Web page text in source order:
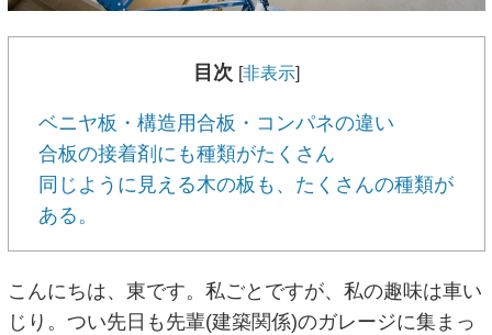
目次 [非表示]
ベニヤ板・構造用合板・コンパネの違い
合板の接着剤にも種類がたくさん
同じように見える木の板も、たくさんの種類が
ある。
こんにちは、東です。私ごとですが、私の趣味は車い
じり。つい先日も先輩(建築関係)のガレージに集まっ